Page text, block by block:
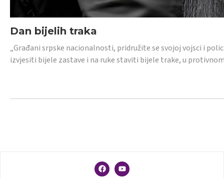
Dan bijelih traka
„Građani srpske nacionalnosti, pridružite se svojoj vojsci i
izvjesiti bijele zastave i na ruke staviti bijele trake, u